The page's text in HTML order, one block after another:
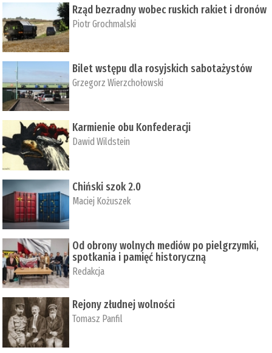
Rząd bezradny wobec ruskich rakiet i dronów
Piotr Grochmalski
Bilet wstępu dla rosyjskich sabotażystów
Grzegorz Wierzchołowski
Karmienie obu Konfederacji
Dawid Wildstein
Chiński szok 2.0
Maciej Kożuszek
Od obrony wolnych mediów po pielgrzymki,
spotkania i pamięć historyczną
Redakcja
Rejony złudnej wolności
Tomasz Panfil